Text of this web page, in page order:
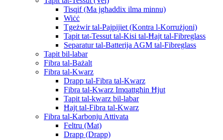
Tisqif (Ma jgħaddix ilma minnu)
Wiċċ
Tgeżwir tal-Pajpijiet (Kontra l-Korrużjoni)
Tapit tat-Tessut tal-Kisi tal-Ħajt tal-Fibreglass
Separatur tal-Batterija AGM tal-Fibreglass
Tapit bil-labar
Fibra tal-Bażalt
Fibra tal-Kwarz
Drapp tal-Fibra tal-Kwarz
Fibra tal-Kwarz Imqattgħin Ħjut
Tapit tal-kwarz bil-labar
Ħajt tal-Fibra tal-Kwarz
Fibra tal-Karbonju Attivata
Feltru (Mat)
Drapp (Drapp)